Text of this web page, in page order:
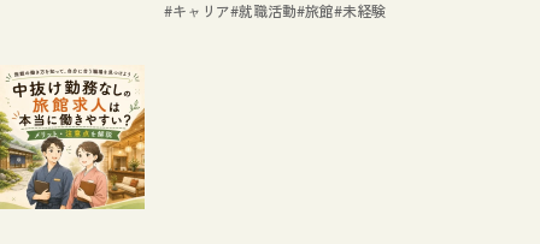
キャリア 就職活動 旅館 未経験